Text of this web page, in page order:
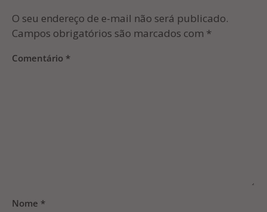
O seu endereço de e-mail não será publicado.
Campos obrigatórios são marcados com *
Comentário *
Nome *